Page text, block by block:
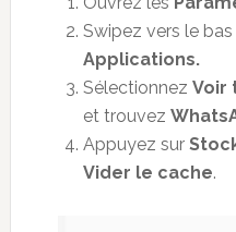
Swipez vers le
Applications.
Sélectionnez Voir
et trouvez
Appuyez sur
Vider le cache.